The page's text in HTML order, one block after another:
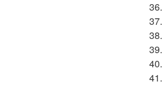
36.
37.
38.
39.
40.
41.